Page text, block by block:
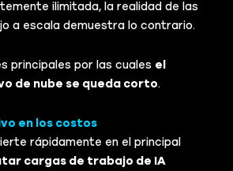
ilimitada, la realidad de las
a escala demuestra lo contrario.
principales por las cuales el
de nube se queda corto.
en los costos
rápidamente en el principal
cargas de trabajo de IA